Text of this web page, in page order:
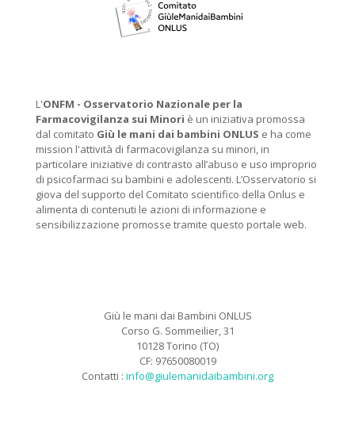
L'ONFM - Osservatorio Nazionale per la
Farmacovigilanza sui Minori è un iniziativa promossa
dal comitato Giù le mani dai bambini ONLUS e ha come
mission l'attività di farmacovigilanza su minori, in
particolare iniziative di contrasto all’abuso e uso improprio
di psicofarmaci su bambini e adolescenti. L’Osservatorio si
giova del supporto del Comitato scientifico della Onlus e
alimenta di contenuti le azioni di informazione e
sensibilizzazione promosse tramite questo portale web.
Giù le mani dai Bambini ONLUS
Corso G. Sommeilier, 31
10128 Torino (TO)
CF: 97650080019
Contatti : info@giulemanidaibambini.org